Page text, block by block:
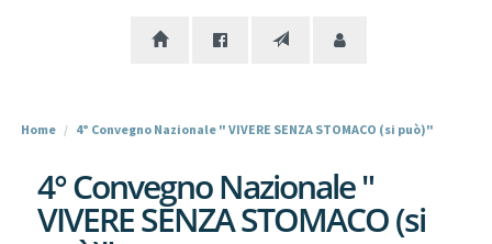
Home 4° Convegno Nazionale " VIVERE SENZA STOMACO (si può)"
4° Convegno Nazionale "
VIVERE SENZA STOMACO (si